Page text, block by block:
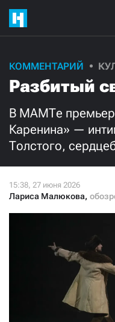
КОММЕНТАРИЙ
Разбитый
В МАМТе
Каренина» —
Толстого,
Лариса Малюкова,
Ежемесячно
3000
Нажимая кнопку «Стать
я принимаю условия и
СТАТЬ
Если у вас есть вопросы,